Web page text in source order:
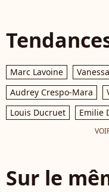
Marc Lavoine
Audrey Crespo-Mara
Louis Ducruet
Emilie
Sur le